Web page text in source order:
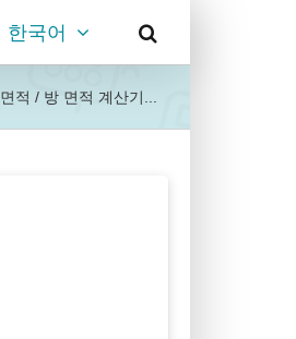
한국어
면적 / 방 면적 계산기...